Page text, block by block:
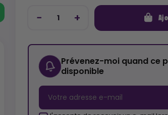
Prévenez-moi quand ce
disponible